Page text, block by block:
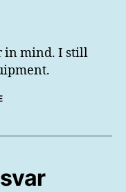
in mind. I still